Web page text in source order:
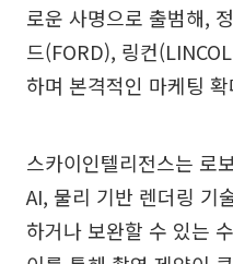
로운 사명으로 출범해,
드(FORD), 링컨
하며 본격적인 마케팅
스카이인텔리전스는 로
AI, 물리 기반 렌더링 기
하거나 보완할 수 있는